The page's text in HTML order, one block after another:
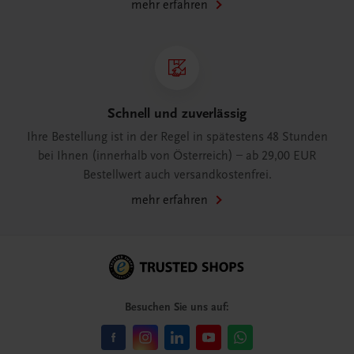
mehr erfahren
Schnell und zuverlässig
Ihre Bestellung ist in der Regel in spätestens 48 Stunden
bei Ihnen (innerhalb von Österreich) – ab 29,00 EUR
Bestellwert auch versandkostenfrei.
mehr erfahren
Besuchen Sie uns auf: